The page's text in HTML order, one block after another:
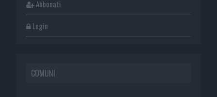
Abbonati
Login
COMUNI